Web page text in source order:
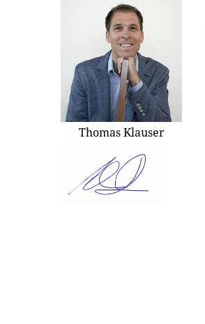
Thomas Klauser